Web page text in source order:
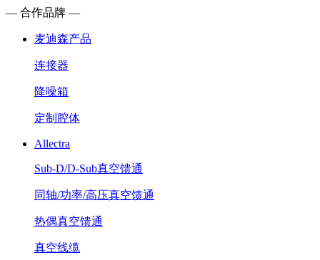
— 合作品牌 —
麦迪森产品
连接器
降噪箱
定制腔体
Allectra
Sub-D/D-Sub真空馈通
同轴/功率/高压真空馈通
热偶真空馈通
真空线缆